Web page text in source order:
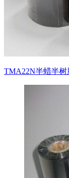
TMA22N半蜡半